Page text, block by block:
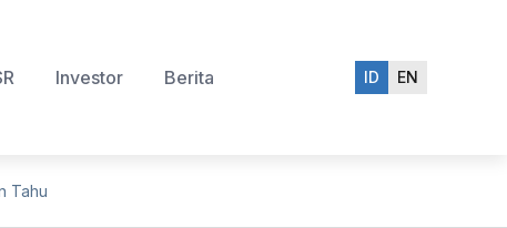
Investor Berita ID EN
Tahu